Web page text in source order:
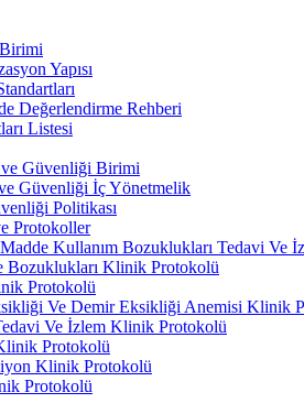
Yapısı
Değerlendirme Rehberi
Listesi
ve Güvenliği Birimi
ve Güvenliği İç Yönetmelik
Politikası
Protokoller
Kullanım Bozuklukları Tedavi Ve
Bozuklukları Klinik Protokolü
Protokolü
Ve Demir Eksikliği Anemisi Klinik
Ve İzlem Klinik Protokolü
Protokolü
Klinik Protokolü
Protokolü